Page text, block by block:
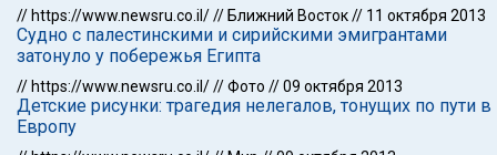
// https://www.newsru.co.il/// Ближний Восток// 11 октября 2013
Судно с палестинскими и сирийскими эмигрантами
затонуло у побережья Египта
// https://www.newsru.co.il///Фото //09 октября 2013
Детские рисунки: трагедия нелегалов, тонущих по пути в
Европу